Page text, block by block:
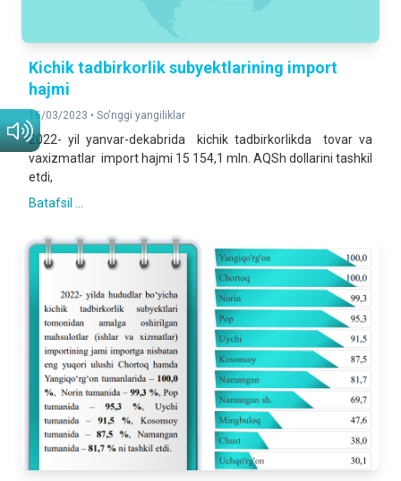
Kichik tadbirkorlik subyektlarining import
hajmi
16/03/2023 • So'nggi yangiliklar
2022- yil yanvar-dekabrida kichik tadbirkorlikda tovar va
vaxizmatlar import hajmi 15 154,1 mln. AQSh dollarini tashkil
etdi,
Batafsil ...